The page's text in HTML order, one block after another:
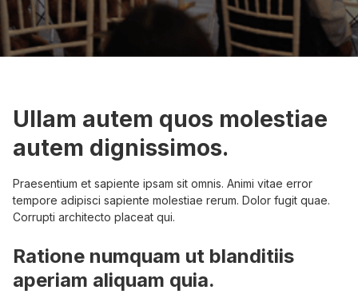
Ullam autem quos molestiae
autem dignissimos.
Praesentium et sapiente ipsam sit omnis. Animi vitae error
tempore adipisci sapiente molestiae rerum. Dolor fugit quae.
Corrupti architecto placeat qui.
Ratione numquam ut blanditiis
aperiam aliquam quia.